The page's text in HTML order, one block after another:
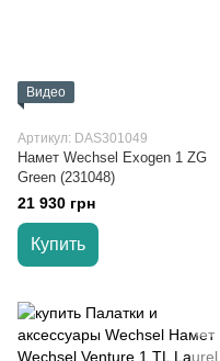
Видео
Артикул: DAS301049
Намет Wechsel Exogen 1 ZG
Green (231048)
21 930 грн
Купить